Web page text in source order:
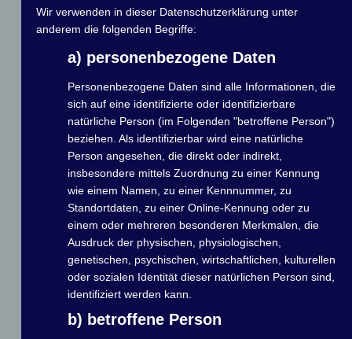
Klasse
Mitglied mit Boot
Mitglied ohne Boot
Welche Voraussetzung ist erfüllt?
Gefahrene Strecke in km
Wieviele Schleusen wurden passiert?
Befindet sich die Veranstaltung im Terminkalender des
DMYV, MVB MCG?
Welche Platzierung wurde erreicht?
Handelt es sich um eine außerplanmäßig beim Vorstand
angemeldete Veranstaltung (ab 5 Boote)?
Wir verwenden in dieser Datenschutzerklärung unter
anderem die folgenden Begriffe:
a) personenbezogene Daten
Personenbezogene Daten sind alle Informationen, die
sich auf eine identifizierte oder identifizierbare
natürliche Person (im Folgenden "betroffene Person")
beziehen. Als identifizierbar wird eine natürliche
Person angesehen, die direkt oder indirekt,
insbesondere mittels Zuordnung zu einer Kennung
wie einem Namen, zu einer Kennnummer, zu
Standortdaten, zu einer Online-Kennung oder zu
einem oder mehreren besonderen Merkmalen, die
Ausdruck der physischen, physiologischen,
genetischen, psychischen, wirtschaftlichen, kulturellen
oder sozialen Identität dieser natürlichen Person sind,
identifiziert werden kann.
b) betroffene Person